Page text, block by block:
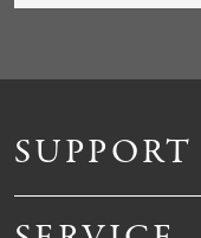
SUPPORT